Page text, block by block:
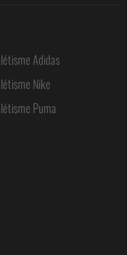
Adidas
Nike
Puma